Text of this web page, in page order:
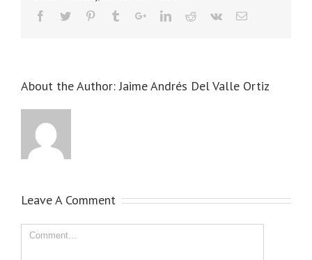
About the Author:Jaime Andrés Del Valle Ortiz
Leave A Comment